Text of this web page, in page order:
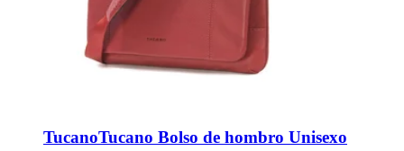
TucanoTucano Bolso de hombro Unisexo